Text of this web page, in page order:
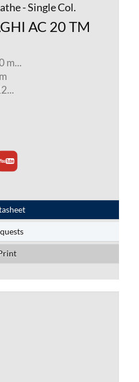
- Single Col.
AC 20 TM
m...